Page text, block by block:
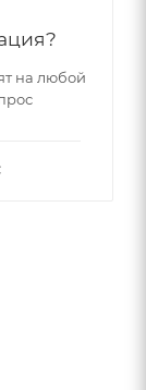
на любой